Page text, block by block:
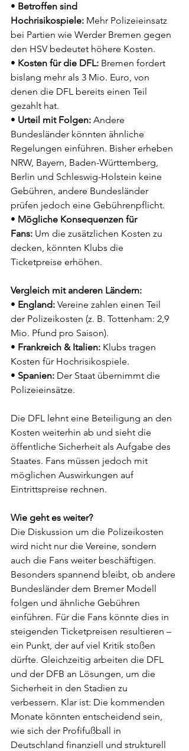
• Betroffen sind
Hochrisikospiele: Mehr Polizeieinsatz
bei Partien wie Werder Bremen gegen
den HSV bedeutet höhere Kosten.
• Kosten für die DFL: Bremen fordert
bislang mehr als 3 Mio. Euro, von
denen die DFL bereits einen Teil
gezahlt hat.
• Urteil mit Folgen: Andere
Bundesländer könnten ähnliche
Regelungen einführen. Bisher erheben
NRW, Bayern, Baden-Württemberg,
Berlin und Schleswig-Holstein keine
Gebühren, andere Bundesländer
prüfen jedoch eine Gebührenpflicht.
• Mögliche Konsequenzen für
Fans: Um die zusätzlichen Kosten zu
decken, könnten Klubs die
Ticketpreise erhöhen.
Vergleich mit anderen Ländern:
• England: Vereine zahlen einen Teil
der Polizeikosten (z. B. Tottenham: 2,9
Mio. Pfund pro Saison).
• Frankreich & Italien: Klubs tragen
Kosten für Hochrisikospiele.
• Spanien: Der Staat übernimmt die
Polizeieinsätze.
Die DFL lehnt eine Beteiligung an den
Kosten weiterhin ab und sieht die
öffentliche Sicherheit als Aufgabe des
Staates. Fans müssen jedoch mit
möglichen Auswirkungen auf
Eintrittspreise rechnen.
Wie geht es weiter?
Die Diskussion um die Polizeikosten
wird nicht nur die Vereine, sondern
auch die Fans weiter beschäftigen.
Besonders spannend bleibt, ob andere
Bundesländer dem Bremer Modell
folgen und ähnliche Gebühren
einführen. Für die Fans könnte dies in
steigenden Ticketpreisen resultieren –
ein Punkt, der auf viel Kritik stoßen
dürfte. Gleichzeitig arbeiten die DFL
und der DFB an Lösungen, um die
Sicherheit in den Stadien zu
verbessern. Klar ist: Die kommenden
Monate könnten entscheidend sein,
wie sich der Profifußball in
Deutschland finanziell und strukturell